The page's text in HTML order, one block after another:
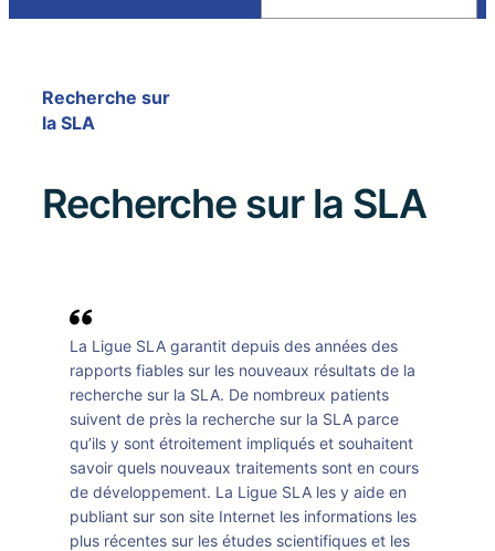
e
Recherche sur
la SLA
Recherche sur la SLA
La Ligue SLA garantit depuis des années des
rapports fiables sur les nouveaux résultats de la
recherche sur la SLA. De nombreux patients
suivent de près la recherche sur la SLA parce
qu’ils y sont étroitement impliqués et souhaitent
savoir quels nouveaux traitements sont en cours
de développement. La Ligue SLA les y aide en
publiant sur son site Internet les informations les
plus récentes sur les études scientifiques et les